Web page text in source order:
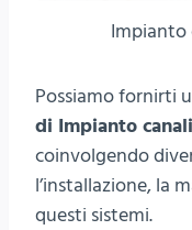
Impianto
Possiamo fornirti
di Impianto
coinvolgendo
l’installazione, la
questi sistemi.